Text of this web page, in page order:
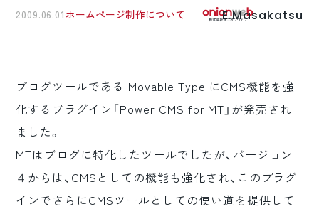
ロゴマーク制作
2009.06.01 ホームページ制作について E.Masakatsu
ブログツールである Movable Type にCMS機能を強
化するプラグイン「Power CMS for MT」が発売され
ました。
MTはブログに特化したツールでしたが、バージョン
４からは、CMSとしての機能も強化され、このプラグ
インでさらにCMSツールとしての使い道を提供して